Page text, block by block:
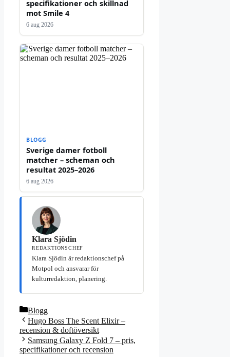
specifikationer och skillnad
mot Smile 4
6 aug 2026
BLOGG
Sverige damer fotboll
matcher – scheman och
resultat 2025–2026
6 aug 2026
Klara Sjödin
REDAKTIONSCHEF
Klara Sjödin är redaktionschef på
Motpol och ansvarar för
kulturredaktion, planering.
Kategorier
Blogg
Hugo Boss The Scent Elixir –
recension & doftöversikt
Samsung Galaxy Z Fold 7 – pris,
specifikationer och recension